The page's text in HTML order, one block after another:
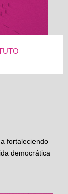
fortaleciendo
democrática